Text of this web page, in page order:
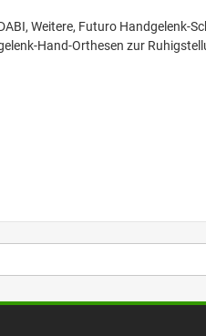
Weitere, Futuro Handgelenk-
Hand-Orthesen zur